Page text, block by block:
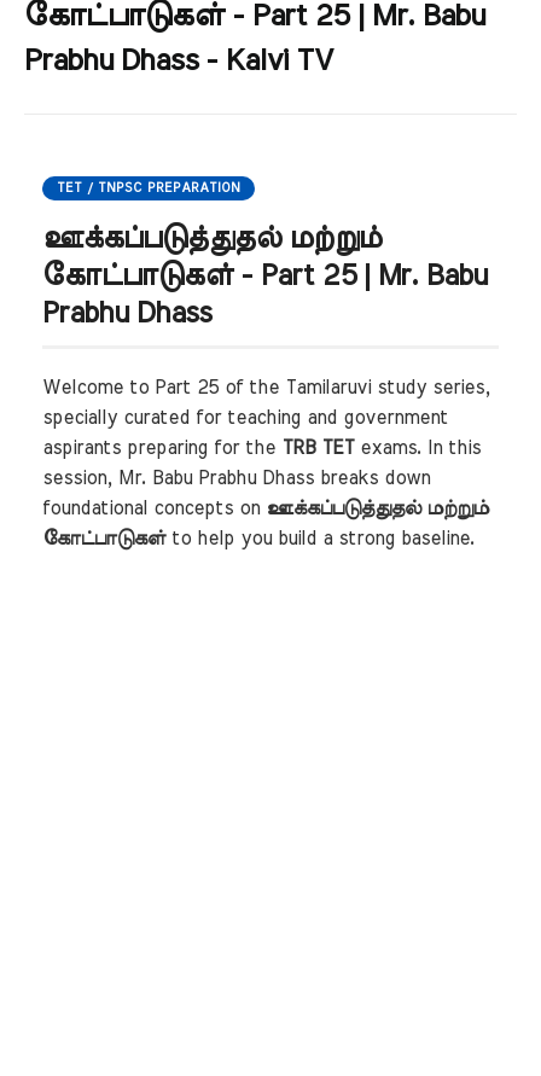
கோட்பாடுகள் - Part 25 | Mr. Babu
Prabhu Dhass - Kalvi TV
TET / TNPSC PREPARATION
ஊக்கப்படுத்துதல் மற்றும்
கோட்பாடுகள் - Part 25 | Mr. Babu
Prabhu Dhass
Welcome to Part 25 of the Tamilaruvi study series,
specially curated for teaching and government
aspirants preparing for the TRB TETexams. In this
session, Mr. Babu Prabhu Dhass breaks down
foundational concepts on ஊக்கப்படுத்துதல் மற்றும்
கோட்பாடுகள்to help you build a strong baseline.